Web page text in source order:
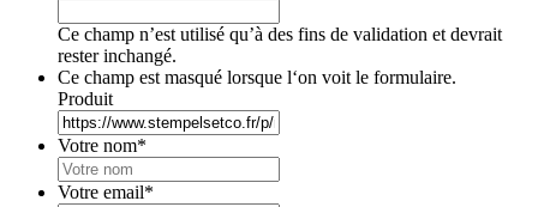
Ce champ n’est utilisé qu’à des fins de validation et devrait
rester inchangé.
Ce champ est masqué lorsque l‘on voit le formulaire.
Produit
Votre nom*
Votre email*